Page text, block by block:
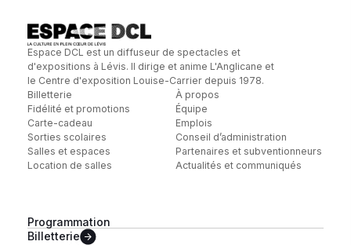
Espace DCL est un diffuseur de spectacles et
d'expositions à Lévis. Il dirige et anime L'Anglicane et
le Centre d'exposition Louise-Carrier depuis 1978.
Billetterie
Fidélité et promotions
Carte-cadeau
Sorties scolaires
Salles et espaces
Location de salles
À propos
Équipe
Emplois
Conseil d’administration
Partenaires et subventionneurs
Actualités et communiqués
Programmation
Billetterie